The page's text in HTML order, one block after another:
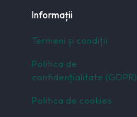
Informații
Termeni și condiții
Politica de
confidențialitate (GDPR)
Politica de cookies